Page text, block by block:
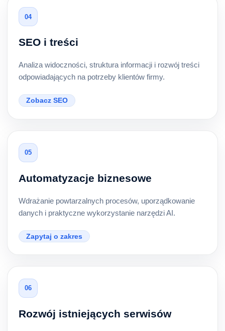
04
SEO i treści
Analiza widoczności, struktura informacji i rozwój treści
odpowiadających na potrzeby klientów firmy.
Zobacz SEO
05
Automatyzacje biznesowe
Wdrażanie powtarzalnych procesów, uporządkowanie
danych i praktyczne wykorzystanie narzędzi AI.
Zapytaj o zakres
06
Rozwój istniejących serwisów